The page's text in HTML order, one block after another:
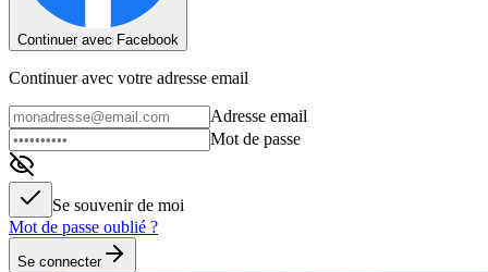
Continuer avec Facebook
Continuer avec votre adresse email
Adresse email
Mot de passe
Se souvenir de moi
Mot de passe oublié ?
Se connecter